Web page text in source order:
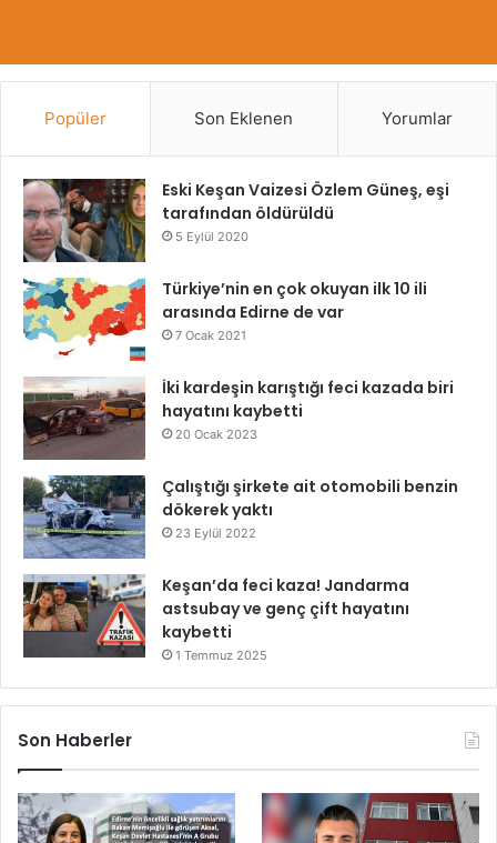
Popüler Son Eklenen Yorumlar
Eski Keşan Vaizesi Özlem Güneş, eşi
tarafından öldürüldü
5 Eylül 2020
Türkiye’nin en çok okuyan ilk 10 ili
arasında Edirne de var
7 Ocak 2021
İki kardeşin karıştığı feci kazada biri
hayatını kaybetti
20 Ocak 2023
Çalıştığı şirkete ait otomobili benzin
dökerek yaktı
23 Eylül 2022
Keşan’da feci kaza! Jandarma
astsubay ve genç çift hayatını
kaybetti
1 Temmuz 2025
Son Haberler